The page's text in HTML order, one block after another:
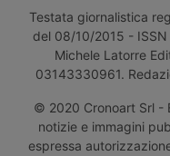
Testata giornalistica
del 08/10/2015 -
Michele Latorre
03143330961.
© 2020 Cronoart Srl -
notizie e immagini
espressa